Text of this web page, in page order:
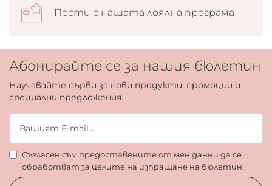
Пести с нашата лоялна програма
Абонирайте се за нашия бюлетин
Научавайте първи за нови продукти, промоции и
специални предложения.
Съгласен съм предоставените от мен данни да се
обработват за целите на изпращане на бюлетин.